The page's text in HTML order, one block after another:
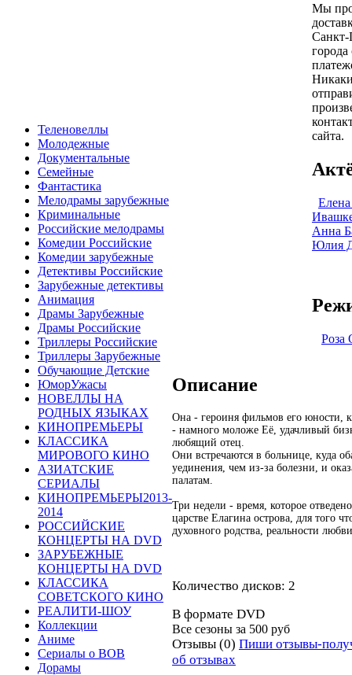
Теленовеллы
Молодежные
Документальные
Семейные
Фантастика
Мелодрамы зарубежные
Криминальные
Российские мелодрамы
Комедии Российские
Комедии зарубежные
Детективы Российские
Зарубежные детективы
Анимация
Драмы Зарубежные
Драмы Российские
Триллеры Российские
Триллеры Зарубежные
Обучающие Детские
ЮморУжасы
НОВЕЛЛЫ НА
РОДНЫХ ЯЗЫКАХ
КИНОПРЕМЬЕРЫ
КЛАССИКА
МИРОВОГО КИНО
АЗИАТСКИЕ
СЕРИАЛЫ
КИНОПРЕМЬЕРЫ2013-
2014
РОССИЙСКИЕ
КОНЦЕРТЫ НА DVD
ЗАРУБЕЖНЫЕ
КОНЦЕРТЫ НА DVD
КЛАССИКА
СОВЕТСКОГО КИНО
РЕАЛИТИ-ШОУ
Коллекции
Аниме
Сериалы о ВОВ
Дорамы
Мы
Санкт-
сайта.
Анна
Юлия
Роза
Описание
Она - героиня фильмов его юности,
- намного моложе Её, удачливый
любящий отец.
Они встречаются в больнице, куда
уединения, чем из-за болезни, и
палатам.
Три недели - время, которое
царстве Елагина острова, для того
духовного родства, реальности
Количество дисков: 2
В формате DVD
Все сезоны за 500 руб
Отзывы (0) Пиши отзывы-
об отзывах